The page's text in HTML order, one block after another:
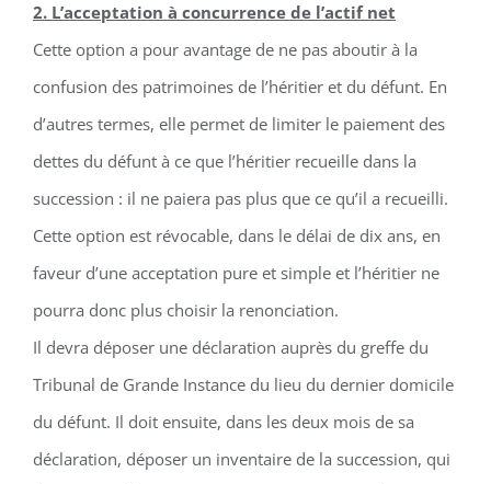
2. L’acceptation à concurrence de l’actif net
Cette option a pour avantage de ne pas aboutir à la
confusion des patrimoines de l’héritier et du défunt. En
d’autres termes, elle permet de limiter le paiement des
dettes du défunt à ce que l’héritier recueille dans la
succession : il ne paiera pas plus que ce qu’il a recueilli.
Cette option est révocable, dans le délai de dix ans, en
faveur d’une acceptation pure et simple et l’héritier ne
pourra donc plus choisir la renonciation.
Il devra déposer une déclaration auprès du greffe du
Tribunal de Grande Instance du lieu du dernier domicile
du défunt. Il doit ensuite, dans les deux mois de sa
déclaration, déposer un inventaire de la succession, qui